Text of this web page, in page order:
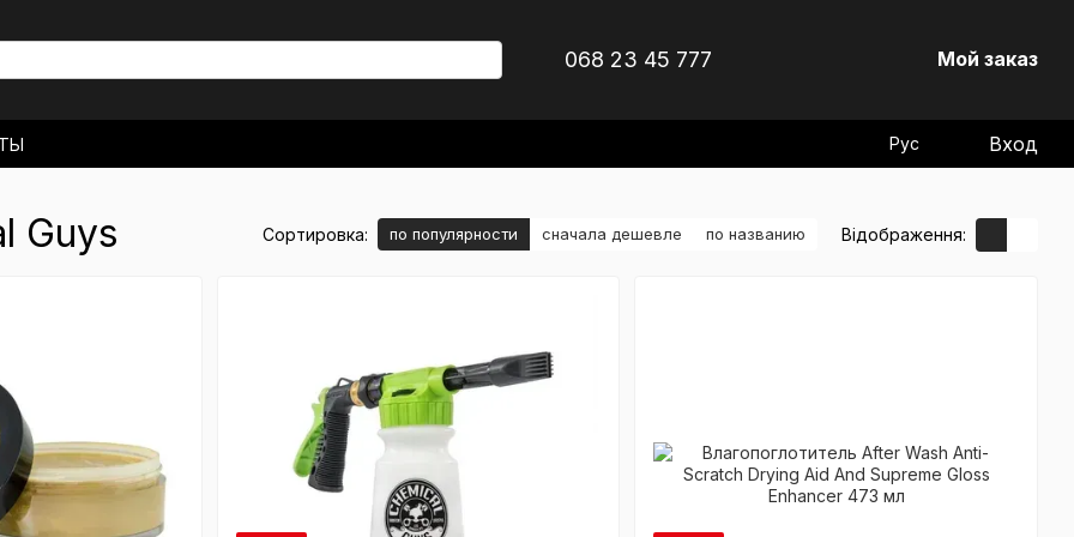
068 23 45 777 Мой заказ
Рус Вход
Guys Сортировка: по популярности сначала дешевле по названию Відображення: